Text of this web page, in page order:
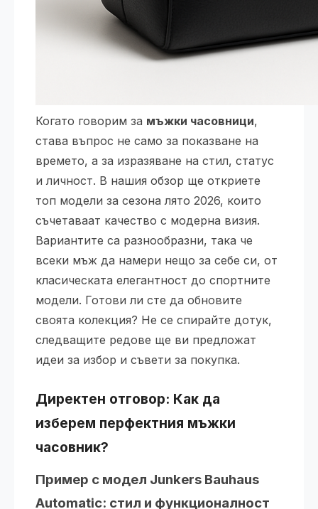
Когато говорим за мъжки часовници,
става въпрос не само за показване на
времето, а за изразяване на стил, статус
и личност. В нашия обзор ще откриете
топ модели за сезона лято 2026, които
съчетаваат качество с модерна визия.
Вариантите са разнообразни, така че
всеки мъж да намери нещо за себе си, от
класическата елегантност до спортните
модели. Готови ли сте да обновите
своята колекция? Не се спирайте дотук,
следващите редове ще ви предложат
идеи за избор и съвети за покупка.
Директен отговор: Как да
изберем перфектния мъжки
часовник?
Пример с модел Junkers Bauhaus
Automatic: стил и функционалност